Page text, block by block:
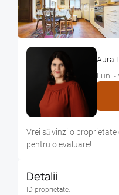
Aura
Luni -
Vrei sǎ vinzi o
pentru o evaluare!
Detalii
ID proprietate: